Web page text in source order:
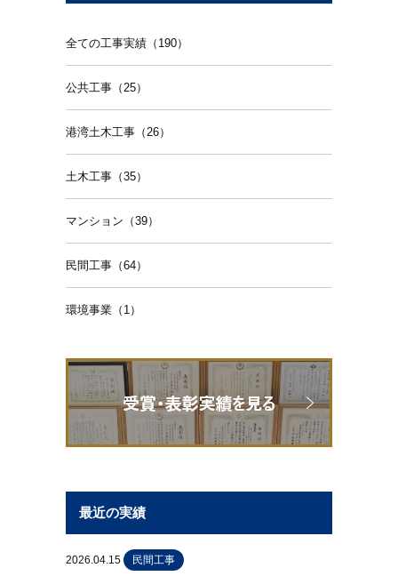
全ての工事実績（190）
公共工事（25）
港湾土木工事（26）
土木工事（35）
マンション（39）
民間工事（64）
環境事業（1）
最近の実績
2026.04.15 民間工事